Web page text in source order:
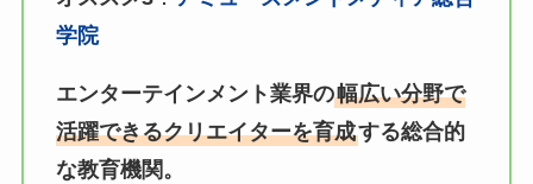
学院
エンターテインメント業界の幅広い分野で
活躍できるクリエイターを育成する総合的
な教育機関。